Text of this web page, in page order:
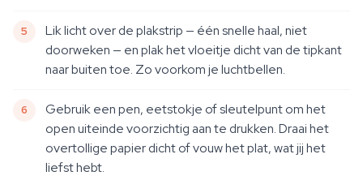
Lik licht over de plakstrip — één snelle haal, niet
doorweken — en plak het vloeitje dicht van de tipkant
naar buiten toe. Zo voorkom je luchtbellen.
Gebruik een pen, eetstokje of sleutelpunt om het
open uiteinde voorzichtig aan te drukken. Draai het
overtollige papier dicht of vouw het plat, wat jij het
liefst hebt.